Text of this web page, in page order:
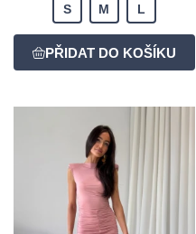
S M L